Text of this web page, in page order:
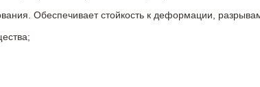
Обеспечивает стойкость к деформации,